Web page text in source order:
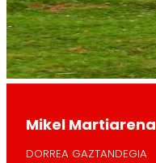
Mikel Martiarena
DORREA GAZTANDEGIA